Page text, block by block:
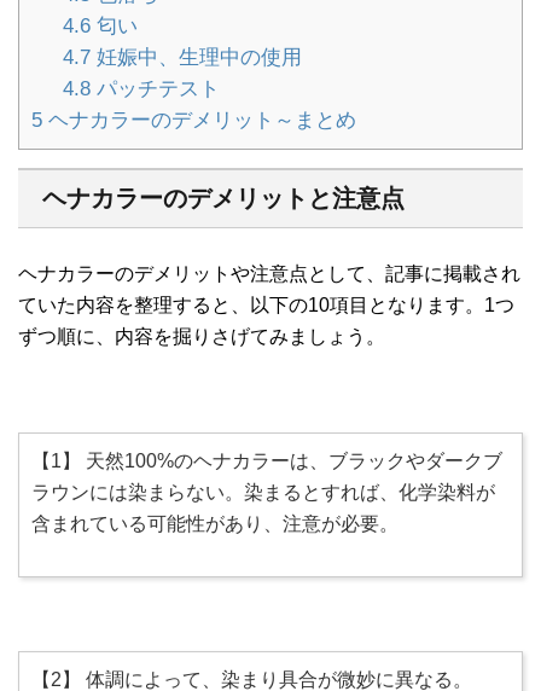
4.6匂い
4.7妊娠中、生理中の使用
4.8パッチテスト
5 ヘナカラーのデメリット～まとめ
ヘナカラーのデメリットと注意点
ヘナカラーのデメリットや注意点として、記事に掲載され
ていた内容を整理すると、以下の10項目となります。1つ
ずつ順に、内容を掘りさげてみましょう。
【1】 天然100%のヘナカラーは、ブラックやダークブ
ラウンには染まらない。染まるとすれば、化学染料が
含まれている可能性があり、注意が必要。
【2】 体調によって、染まり具合が微妙に異なる。